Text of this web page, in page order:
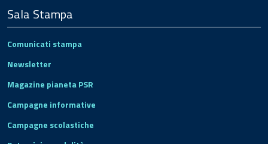
Sala Stampa
Comunicati stampa
Newsletter
Magazine pianeta PSR
Campagne informative
Campagne scolastiche